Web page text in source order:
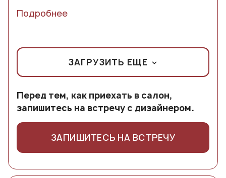
Подробнее
ЗАГРУЗИТЬ ЕЩЕ
Перед тем, как приехать в салон,
запишитесь на встречу с дизайнером.
ЗАПИШИТЕСЬ НА ВСТРЕЧУ